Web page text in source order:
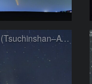
C/2023 A3 (Tsuchinshan–ATLAS)